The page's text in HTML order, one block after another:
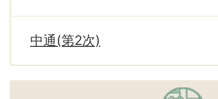
中通(第2次)